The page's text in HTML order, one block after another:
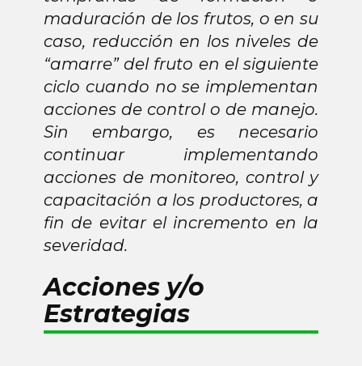
maduración de los frutos, o en su
caso, reducción en los niveles de
“amarre” del fruto en el siguiente
ciclo cuando no se implementan
acciones de control o de manejo.
Sin embargo, es necesario
continuar implementando
acciones de monitoreo, control y
capacitación a los productores, a
fin de evitar el incremento en la
severidad.
Acciones y/o
Estrategias